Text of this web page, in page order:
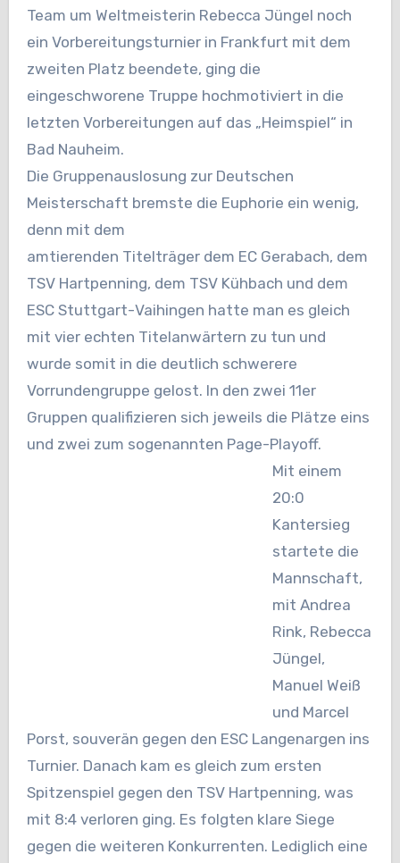
Team um Weltmeisterin Rebecca Jüngel noch
ein Vorbereitungsturnier in Frankfurt mit dem
zweiten Platz beendete, ging die
eingeschworene Truppe hochmotiviert in die
letzten Vorbereitungen auf das „Heimspiel“ in
Bad Nauheim.
Die Gruppenauslosung zur Deutschen
Meisterschaft bremste die Euphorie ein wenig,
denn mit dem
amtierenden Titelträger dem EC Gerabach, dem
TSV Hartpenning, dem TSV Kühbach und dem
ESC Stuttgart-Vaihingen hatte man es gleich
mit vier echten Titelanwärtern zu tun und
wurde somit in die deutlich schwerere
Vorrundengruppe gelost. In den zwei 11er
Gruppen qualifizieren sich jeweils die Plätze eins
und zwei zum sogenannten Page-Playoff.
Mit einem
20:0
Kantersieg
startete die
Mannschaft,
mit Andrea
Rink, Rebecca
Jüngel,
Manuel Weiß
und Marcel
Porst, souverän gegen den ESC Langenargen ins
Turnier. Danach kam es gleich zum ersten
Spitzenspiel gegen den TSV Hartpenning, was
mit 8:4 verloren ging. Es folgten klare Siege
gegen die weiteren Konkurrenten. Lediglich eine